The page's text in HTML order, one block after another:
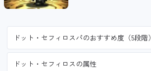
ドット・セフィロスパのおすすめ度（5段階）
ドット・セフィロスの属性